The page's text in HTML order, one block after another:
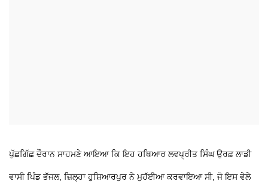
ਪੁੱਛਗਿੱਛ ਦੌਰਾਨ ਸਾਹਮਣੇ ਆਇਆ ਕਿ ਇਹ ਹਥਿਆਰ ਲਵਪ੍ਰੀਤ ਸਿੰਘ ਉਰਫ਼ ਲਾਡੀ
ਵਾਸੀ ਪਿੰਡ ਭੱਜਲ, ਜ਼ਿਲ੍ਹਾ ਹੁਸ਼ਿਆਰਪੁਰ ਨੇ ਮੁਹੱਈਆ ਕਰਵਾਇਆ ਸੀ, ਜੋ ਇਸ ਵੇਲੇ